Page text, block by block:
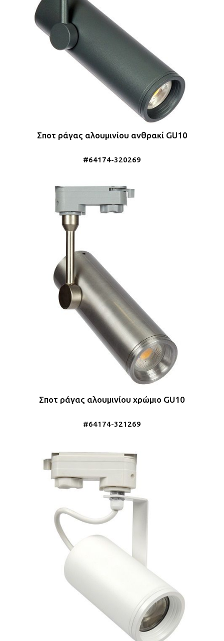
Σποτ ράγας αλουμινίου ανθρακί GU10
#64174-320269
Σποτ ράγας αλουμινίου χρώμιο GU10
#64174-321269